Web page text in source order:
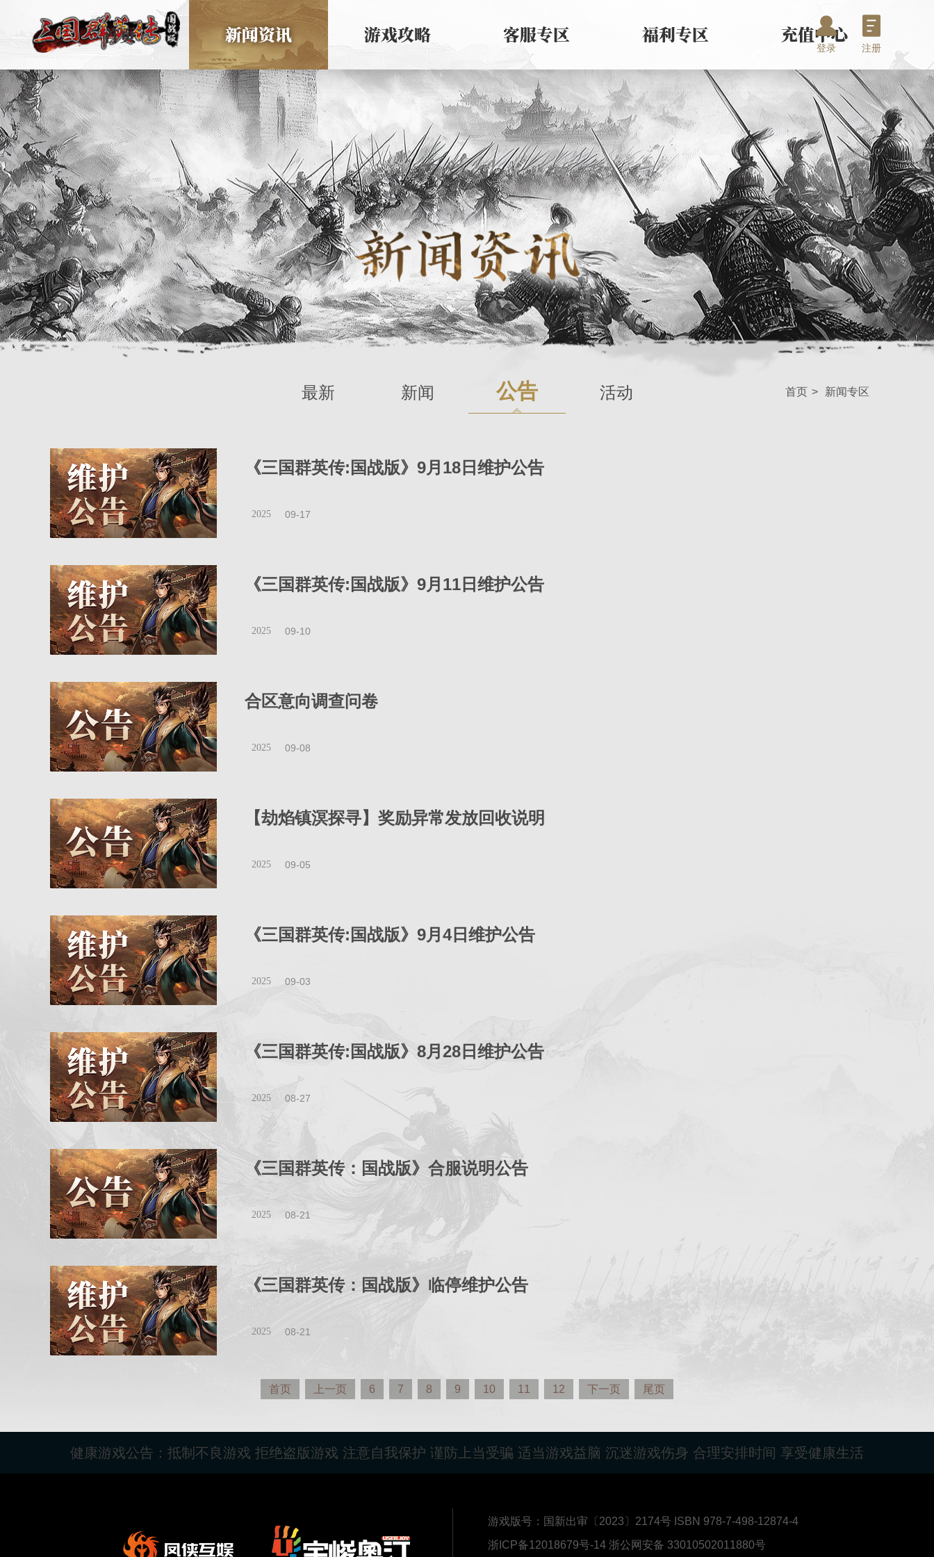
登录 注册
首页 > 新闻专区
最新 新闻 公告 活动
《三国群英传:国战版》9月18日维护公告
09-17
2025
《三国群英传:国战版》9月11日维护公告
09-10
2025
合区意向调查问卷
09-08
2025
【劫焰镇溟探寻】奖励异常发放回收说明
09-05
2025
《三国群英传:国战版》9月4日维护公告
09-03
2025
《三国群英传:国战版》8月28日维护公告
08-27
2025
《三国群英传：国战版》合服说明公告
08-21
2025
《三国群英传：国战版》临停维护公告
08-21
2025
首页 上一页 6 7 8 9 10 11 12 下一页 尾页
健康游戏公告：抵制不良游戏 拒绝盗版游戏 注意自我保护 谨防上当受骗 适当游戏益脑 沉迷游戏伤身 合理安排时间 享受健康生活
游戏版号：国新出审〔2023〕2174号 ISBN 978-7-498-12874-4
浙ICP备12018679号-14 浙公网安备 33010502011880号